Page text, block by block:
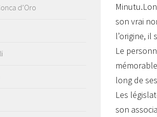
son vrai
l’origine, il
Le
long de
Les
son
d’Oro